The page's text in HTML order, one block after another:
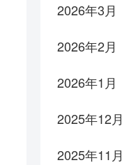
2026年3月
2026年2月
2026年1月
2025年12月
2025年11月